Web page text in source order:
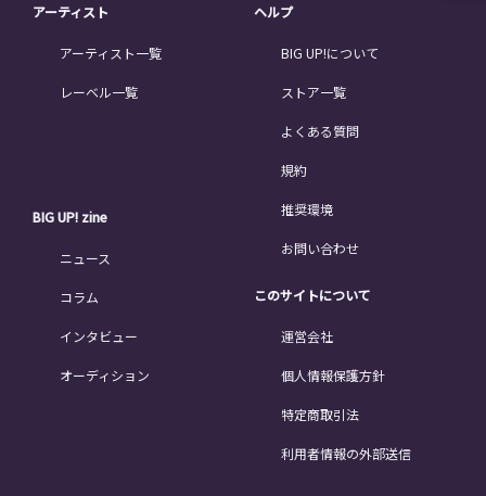
アーティスト
アーティスト一覧
レーベル一覧
BIG UP! zine
ニュース
コラム
インタビュー
オーディション
ヘルプ
BIG UP!について
ストア一覧
よくある質問
規約
推奨環境
お問い合わせ
このサイトについて
運営会社
個人情報保護方針
特定商取引法
利用者情報の外部送信